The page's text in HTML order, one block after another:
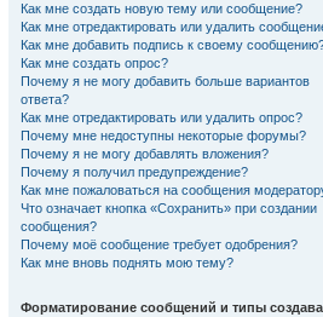
Как мне создать новую тему или сообщение?
Как мне отредактировать или удалить
Как мне добавить подпись к своему
Как мне создать опрос?
Почему я не могу добавить больше вариантов
ответа?
Как мне отредактировать или удалить опрос?
Почему мне недоступны некоторые форумы?
Почему я не могу добавлять вложения?
Почему я получил предупреждение?
Как мне пожаловаться на сообщения
Что означает кнопка «Сохранить» при создании
сообщения?
Почему моё сообщение требует одобрения?
Как мне вновь поднять мою тему?
Форматирование сообщений и типы